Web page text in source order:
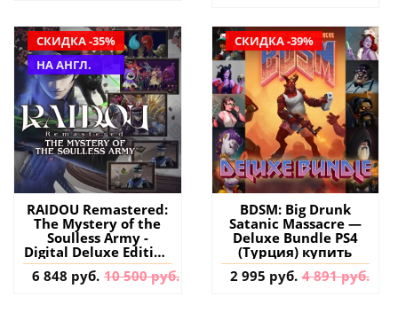
СКИДКА -35%
НА АНГЛ.
RAIDOU Remastered:
The Mystery of the
Soulless Army -
Digital Deluxe Edition
PS4 & PS5 (Турция)
купить игру на
6 848 руб. 10 500 руб.
СКИДКА -39%
BDSM: Big Drunk
Satanic Massacre —
Deluxe Bundle PS4
(Турция) купить
2 995 руб. 4 891 руб.